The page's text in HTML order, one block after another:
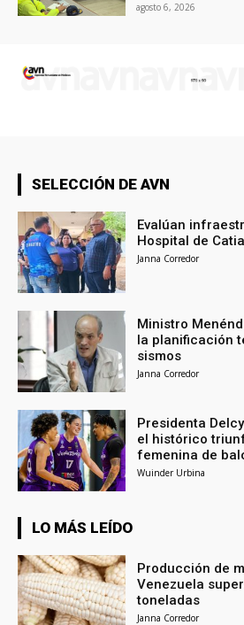
agosto 6, 2026
SELECCIÓN DE AVN
Evalúan
Hospital de
Janna Corredor
Ministro
la planificación
sismos
Janna Corredor
Presidenta
el histórico
femenina de
Wuinder Urbina
LO MÁS LEÍDO
Producción de
Venezuela
toneladas
Janna Corredor